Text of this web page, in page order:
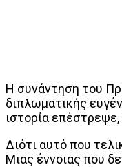
Η συνάντηση του
διπλωματικής
ιστορία
Διότι αυτό που
Μιας έννοιας που